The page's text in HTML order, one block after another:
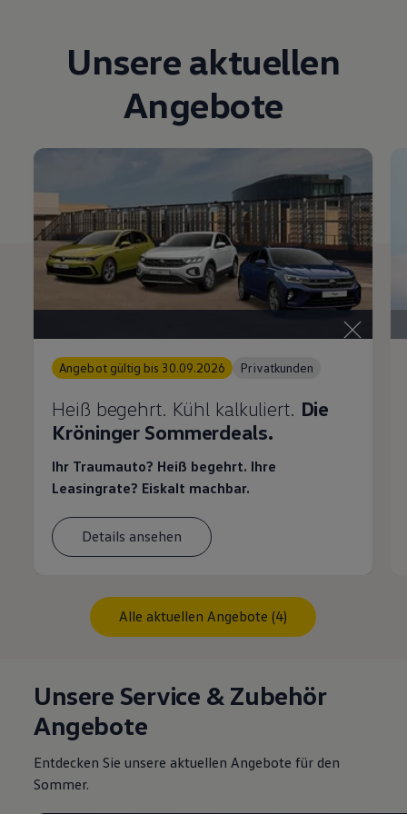
Familie
Elektromobilität
Volkswagen R
Pannen- und Unfallhilfe
Volkswagen Kundenbetreuung
Unsere aktuellen
Angebote
Angebot gültig bis 30.09.2026 Privatkunden
Heiß begehrt. Kühl kalkuliert. Die
Kröninger Sommerdeals.
Ihr Traumauto? Heiß begehrt. Ihre
Leasingrate? Eiskalt machbar.
Details ansehen
Alle aktuellen Angebote (4)
Unsere Service & Zubehör
Angebote
Entdecken Sie unsere aktuellen Angebote für den
Sommer.